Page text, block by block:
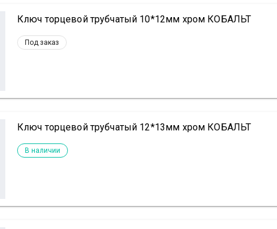
Ключ торцевой трубчатый 10*12мм хром КОБАЛЬТ
Под заказ
Ключ торцевой трубчатый 12*13мм хром КОБАЛЬТ
В наличии